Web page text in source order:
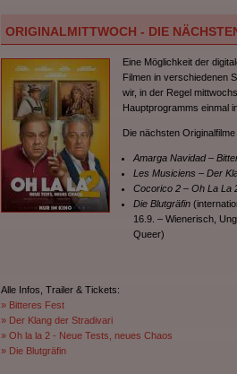
ORIGINALMITTWOCH - DIE
Eine Möglichkeit der
Filmen in verschiedenen
wir, in der Regel
Hauptprogramms einmal
Die nächsten Originalfilme
Amarga Navidad –
Les Musiciens – Der
Cocorico 2 – Oh La La
Die Blutgräfin
16.9. – Wienerisch,
Queer)
Alle Infos, Trailer & Tickets:
» Bitteres Fest
» Der Klang der Stradivari
» Oh la la 2 - Neue Tests, neues Chaos
» Die Blutgräfin